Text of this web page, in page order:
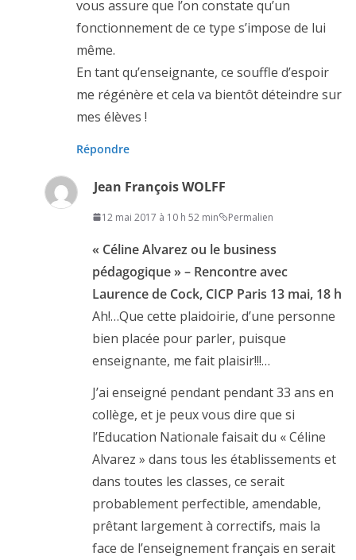
vous assure que l’on constate qu’un
fonctionnement de ce type s’impose de lui
même.
En tant qu’enseignante, ce souffle d’espoir
me régénère et cela va bientôt déteindre sur
mes élèves !
Répondre
Jean François WOLFF
12 mai 2017 à 10 h 52 min Permalien
« Céline Alvarez ou le business
pédagogique » – Rencontre avec
Laurence de Cock, CICP Paris 13 mai, 18 h
Ah!…Que cette plaidoirie, d’une personne
bien placée pour parler, puisque
enseignante, me fait plaisir!!!…
J’ai enseigné pendant pendant 33 ans en
collège, et je peux vous dire que si
l’Education Nationale faisait du « Céline
Alvarez » dans tous les établissements et
dans toutes les classes, ce serait
probablement perfectible, amendable,
prêtant largement à correctifs, mais la
face de l’enseignement français en serait